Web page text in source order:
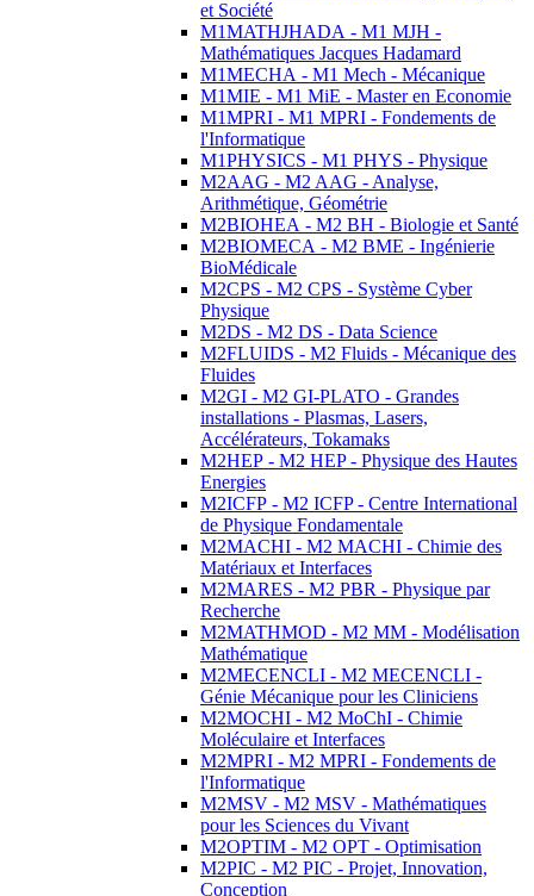
et Société
M1MATHJHADA - M1 MJH -
Mathématiques Jacques Hadamard
M1MECHA - M1 Mech - Mécanique
M1MIE - M1 MiE - Master en Economie
M1MPRI - M1 MPRI - Fondements de
l'Informatique
M1PHYSICS - M1 PHYS - Physique
M2AAG - M2 AAG - Analyse,
Arithmétique, Géométrie
M2BIOHEA - M2 BH - Biologie et Santé
M2BIOMECA - M2 BME - Ingénierie
BioMédicale
M2CPS - M2 CPS - Système Cyber
Physique
M2DS - M2 DS - Data Science
M2FLUIDS - M2 Fluids - Mécanique des
Fluides
M2GI - M2 GI-PLATO - Grandes
installations - Plasmas, Lasers,
Accélérateurs, Tokamaks
M2HEP - M2 HEP - Physique des Hautes
Energies
M2ICFP - M2 ICFP - Centre International
de Physique Fondamentale
M2MACHI - M2 MACHI - Chimie des
Matériaux et Interfaces
M2MARES - M2 PBR - Physique par
Recherche
M2MATHMOD - M2 MM - Modélisation
Mathématique
M2MECENCLI - M2 MECENCLI -
Génie Mécanique pour les Cliniciens
M2MOCHI - M2 MoChI - Chimie
Moléculaire et Interfaces
M2MPRI - M2 MPRI - Fondements de
l'Informatique
M2MSV - M2 MSV - Mathématiques
pour les Sciences du Vivant
M2OPTIM - M2 OPT - Optimisation
M2PIC - M2 PIC - Projet, Innovation,
Conception